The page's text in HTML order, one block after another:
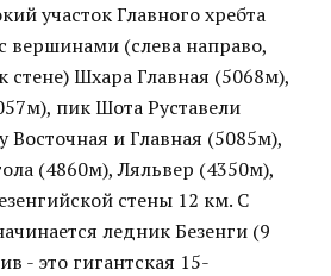
участок Главного хребта
вершинами (слева направо,
стене) Шхара Главная (5068м),
пик Шота Руставели
Восточная и Главная (5085м),
(4860м), Ляльвер (4350м),
стены 12 км. С
ледник Безенги (9
- это гигантская 15-